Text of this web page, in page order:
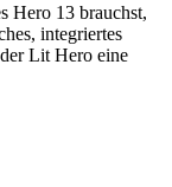
Hero 13 brauchst,
integriertes
Lit Hero eine